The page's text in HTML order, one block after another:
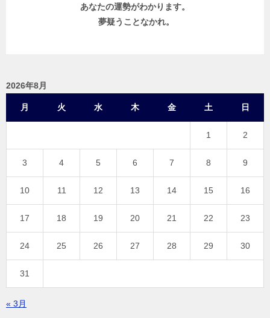
あなたの運勢がわかります。
夢疑うことなかれ。
2026年8月
月 火 水 木 金 土 日
1 2
3 4 5 6 7 8 9
10 11 12 13 14 15 16
17 18 19 20 21 22 23
24 25 26 27 28 29 30
31
« 3月